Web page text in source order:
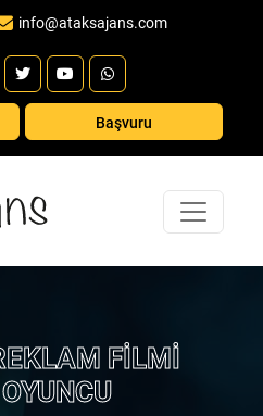
info@ataksajans.com
Başvuru
FILMI